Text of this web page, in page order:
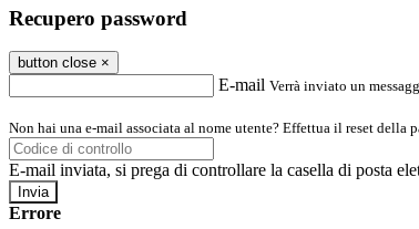
Recupero password
button close ×
E-mail Verrà inviato un
Non hai una e-mail associata al nome utente? Effettua il reset della
E-mail inviata, si prega di controllare la casella di posta
Errore